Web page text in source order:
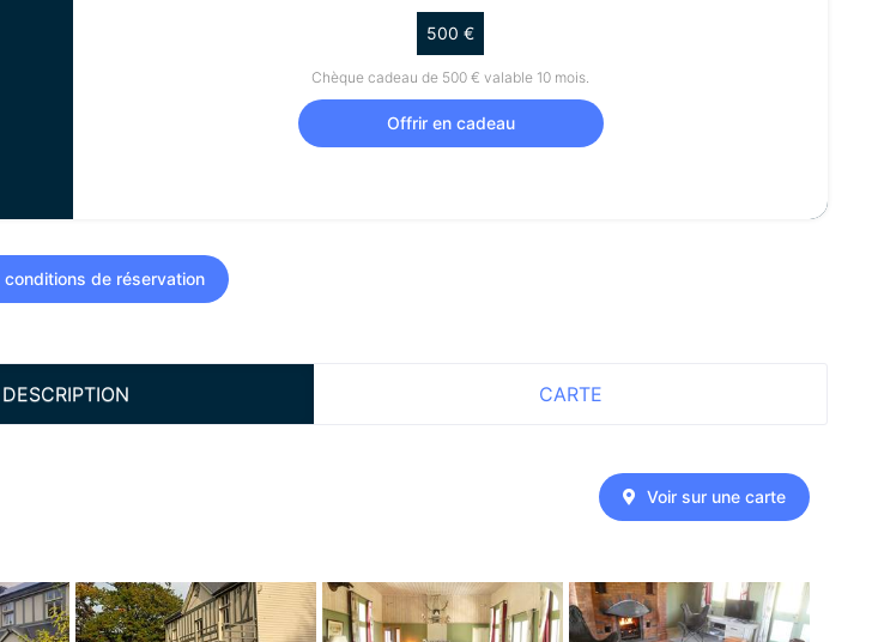
500 €
Chèque cadeau de 500 € valable 10 mois.
Offrir en cadeau
conditions de réservation
DESCRIPTION CARTE
Voir sur une carte